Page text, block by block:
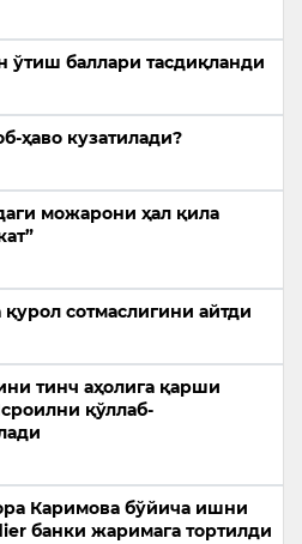
баллари тасдиқланди
ҳаво кузатилади?
можарони ҳал қила
сотмаслигини айтди
тинч аҳолига қарши
қўллаб-
Каримова бўйича ишни
банки жаримага тортилди